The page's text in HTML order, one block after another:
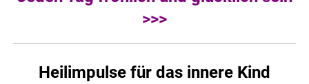
>>>
Heilimpulse für das innere Kind